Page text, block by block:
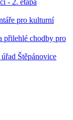
- 2. etapa
pro kulturní
přilehlé chodby pro
Štěpánovice